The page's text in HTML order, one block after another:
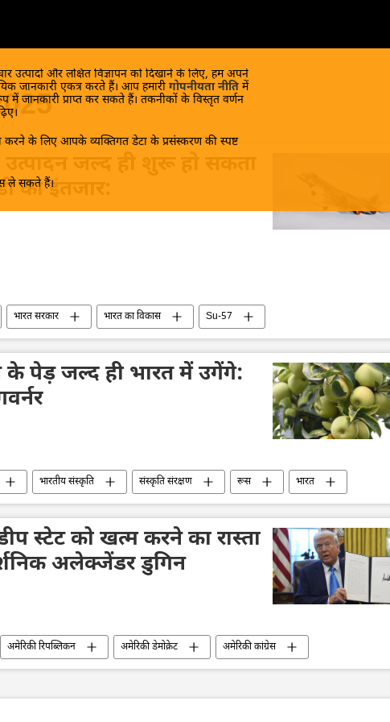
उत्पादों और लक्षित विज्ञापन को दिखाने के लिए, हम अपने
जानकारी एकत्र करते हैं। आप हमारी गोपनीयता नीति में
जानकारी प्राप्त कर सकते हैं। तकनीकों के विस्तृत वर्णन
के लिए आपके व्यक्तिगत डेटा के प्रसंस्करण की स्पष्ट
ले सकते हैं।
का इंतजार:
भारत सरकार भारत का विकास
Su-57
सुखोई-30MKI लड़ाकू विमान
जहाजी बेड़ा
पेड़ जल्द ही भारत में उगेंगे:
भारतीय संस्कृति संस्कृति संरक्षण रूस
भारत
स्टेट को खत्म करने का रास्ता
अलेक्जेंडर डुगिन
अमेरिकी रिपब्लिकन अमेरिकी डेमोक्रेट
अमेरिकी कांग्रेस
वाशिंगटन डीसी सामूहिक पश्चिम Sputnik मान्यता